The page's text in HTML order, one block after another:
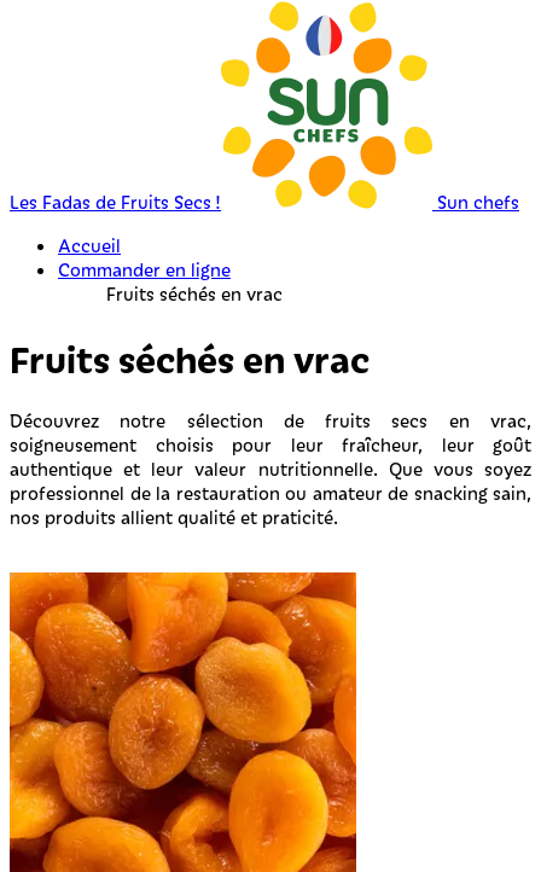
Les Fadas de Fruits Secs !
Sun chefs
Accueil
Commander en ligne
Fruits séchés en vrac
Fruits séchés en vrac
Découvrez notre sélection de fruits secs en vrac,
soigneusement choisis pour leur fraîcheur, leur goût
authentique et leur valeur nutritionnelle. Que vous soyez
professionnel de la restauration ou amateur de snacking sain,
nos produits allient qualité et praticité.